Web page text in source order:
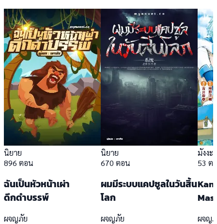
นิยาย
896 ตอน
ฉันเป็นหัวหน้าเผ่า
ดึกดำบรรพ์
ผจญภัย
นิยาย
670 ตอน
ผมมีระบบแคปซูลในวันสิ้น
โลก
ผจญภัย
มังงะ
53 ต
ผจญ